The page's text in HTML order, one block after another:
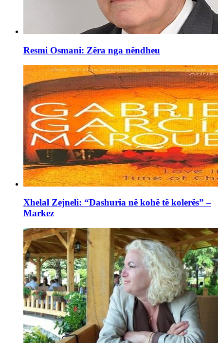
Resmi Osmani: Zëra nga nëndheu
Xhelal Zejneli: “Dashuria në kohë të kolerës” –
Markez